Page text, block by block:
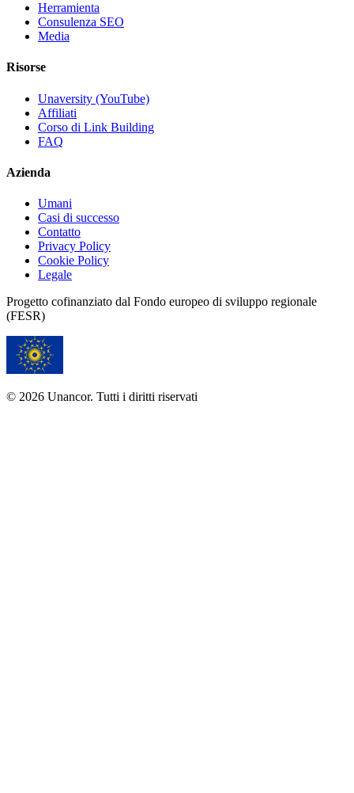
Herramienta
Consulenza SEO
Media
Risorse
Unaversity (YouTube)
Affiliati
Corso di Link Building
FAQ
Azienda
Umani
Casi di successo
Contatto
Privacy Policy
Cookie Policy
Legale
Progetto cofinanziato dal Fondo europeo di sviluppo regionale
(FESR)
© 2026 Unancor. Tutti i diritti riservati